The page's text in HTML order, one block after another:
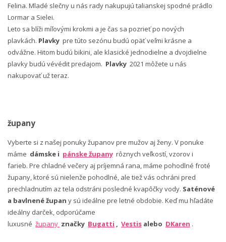
Felina. Mladé slečny u nás rady nakupujú talianskej spodné prádlo
Lormar a Sielei.
Leto sa blíži míľovými krokmi a je čas sa pozrieť po nových
plavkách. Plavky pre túto sezónu budú opäť veľmi krásne a
odvážne. Hitom budú bikini, ale klasické jednodielne a dvojdielne
plavky budú vévédit predajom. Plavky 2021 môžete u nás
nakupovať už teraz.
župany
Vyberte si z našej ponuky županov pre mužov aj ženy. V ponuke
máme dámske i pánske župany rôznych veľkostí, vzorov i
farieb. Pre chladné večery aj príjemná rana, máme pohodlné froté
župany, ktoré sú nielenže pohodlné, ale tiež vás ochráni pred
prechladnutím az tela odstráni posledné kvapôčky vody. Saténové
a bavlnené župan y sú ideálne pre letné obdobie. Keď mu hľadáte
ideálny darček, odporúčame
luxusné župany značky Bugatti , Vestis alebo DKaren .